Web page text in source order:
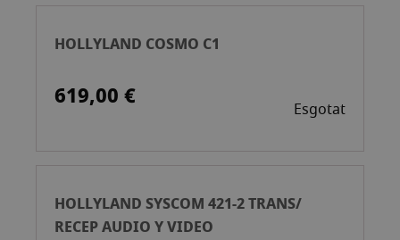
HOLLYLAND COSMO C1
619,00 € Esgotat
HOLLYLAND SYSCOM 421-2 TRANS/
RECEP AUDIO Y VIDEO